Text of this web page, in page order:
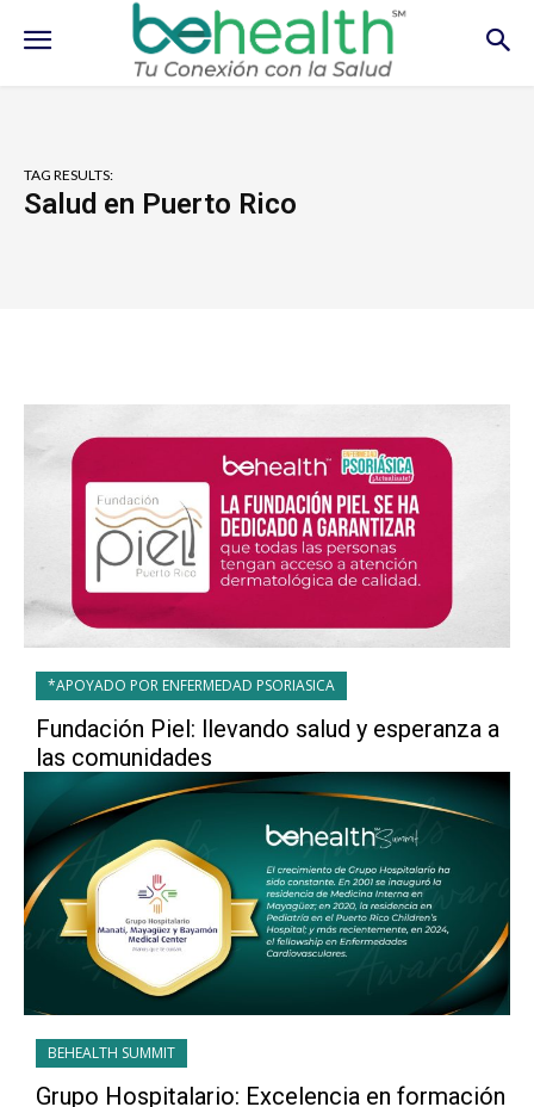
TAG RESULTS:
Salud en Puerto Rico
*APOYADO POR ENFERMEDAD PSORIASICA
Fundación Piel: llevando salud y esperanza a
las comunidades
BEHEALTH SUMMIT
Grupo Hospitalario: Excelencia en formación